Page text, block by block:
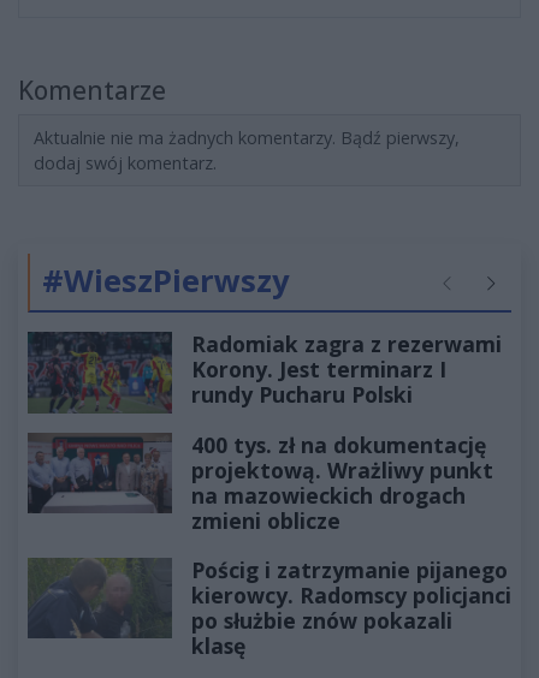
Komentarze
Aktualnie nie ma żadnych komentarzy. Bądź pierwszy,
dodaj swój komentarz.
#WieszPierwszy Poprzednie
Radomiak zagra z rezerwami
Korony. Jest terminarz I
rundy Pucharu Polski
400 tys. zł na dokumentację
projektową. Wrażliwy punkt
na mazowieckich drogach
zmieni oblicze
Pościg i zatrzymanie pijanego
kierowcy. Radomscy policjanci
po służbie znów pokazali
klasę